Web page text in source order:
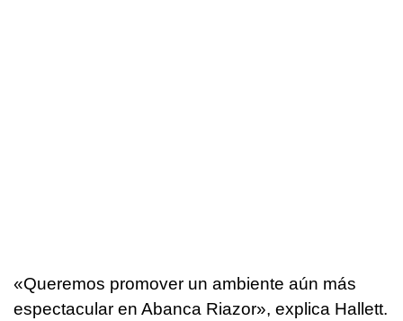
«Queremos promover un ambiente aún más
espectacular en Abanca Riazor», explica Hallett.